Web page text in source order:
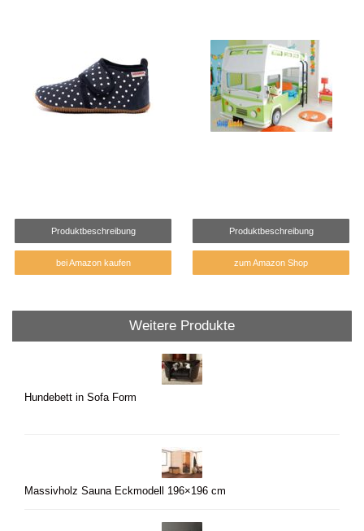
Produktbeschreibung
bei Amazon kaufen
Produktbeschreibung
zum Amazon Shop
Weitere Produkte
Hundebett in Sofa Form
Massivholz Sauna Eckmodell 196×196 cm